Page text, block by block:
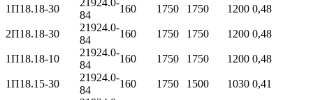
1П18.18-30
84
160 1750 1750 1200 0,48
2П18.18-30
21924.0-
84
160 1750 1750 1200 0,48
1П18.18-10
21924.0-
84
160 1750 1750 1200 0,48
1П18.15-30
21924.0-
84
160 1750 1500 1030 0,41